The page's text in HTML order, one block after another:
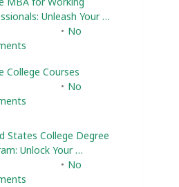
Unleash Your …
No
College Courses
No
States College Degree
Unlock Your …
No